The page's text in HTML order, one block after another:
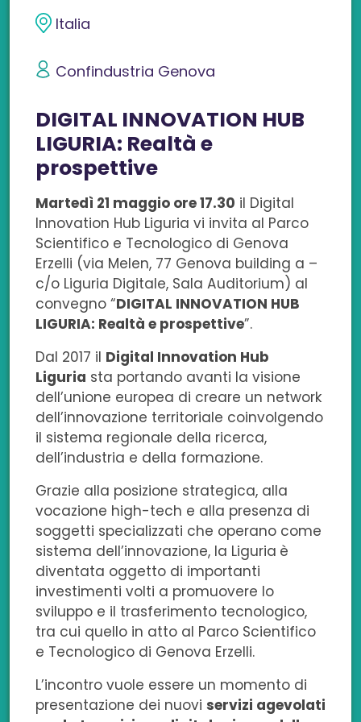
d
i
u
F
a
c
e
b
o
o
d
i
u
L
i
n
k
e
d
i
d
i
u
T
w
i
t
t
e
r
d
i
u
W
h
a
t
s
a
p
d
o
n
e
m
a
i
l
Italia
Confindustria Genova
DIGITAL INNOVATION HUB
LIGURIA: Realtà e
prospettive
Martedì 21 maggio ore 17.30 il Digital
Innovation Hub Liguria vi invita al Parco
Scientifico e Tecnologico di Genova
Erzelli (via Melen, 77 Genova building a –
c/o Liguria Digitale, Sala Auditorium) al
convegno “DIGITAL INNOVATION HUB
LIGURIA: Realtà e prospettive”.
Dal 2017 il Digital Innovation Hub
Liguria sta portando avanti la visione
dell’unione europea di creare un network
dell’innovazione territoriale coinvolgendo
il sistema regionale della ricerca,
dell’industria e della formazione.
Grazie alla posizione strategica, alla
vocazione high-tech e alla presenza di
soggetti specializzati che operano come
sistema dell’innovazione, la Liguria è
diventata oggetto di importanti
investimenti volti a promuovere lo
sviluppo e il trasferimento tecnologico,
tra cui quello in atto al Parco Scientifico
e Tecnologico di Genova Erzelli.
L’incontro vuole essere un momento di
presentazione dei nuovi servizi agevolati